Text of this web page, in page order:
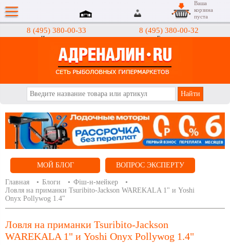
8 (495) 380-00-33
Интернет-магазин
8 (495) 380-00-32
Гипермаркеты
Ваша
корзина
пуста
МОЙ БЛОГ ВОПРОС ЭКСПЕРТУ
Главная Блоги
Фіш-н-мейкер
Ловля на приманки Tsuribito-Jackson WAREKALA 1" и Yoshi
Onyx Pollywog 1.4"
Ловля на приманки Tsuribito-Jackson
WAREKALA 1" и Yoshi Onyx Pollywog 1.4"